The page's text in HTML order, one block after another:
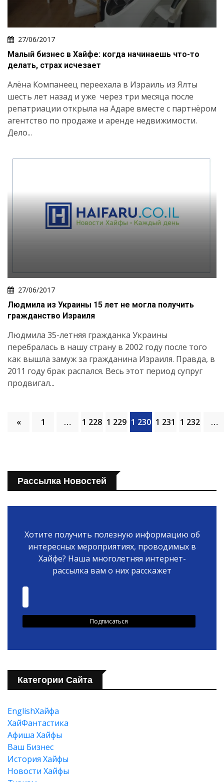
27/06/2017
Малый бизнес в Хайфе: когда начинаешь что-то
делать, страх исчезает
Алёна Компанеец переехала в Израиль из Ялты
шесть лет назад и уже через три месяца после
репатриации открыла на Адаре вместе с партнёром
агентство по продаже и аренде недвижимости.
Дело...
27/06/2017
Людмила из Украины 15 лет не могла получить
гражданство Израиля
Людмила 35-летняя гражданка Украины
перебралась в нашу страну в 2002 году после того
как вышла замуж за гражданина Израиля. Правда, в
2011 году брак распался. Весь этот период супруг
продвигал...
« 1 … 1 228 1 229 1 230 1 231 1 232 …
Рассылка Новостей
Хотите получить полезную информацию об
интересных мероприятиях, проводимых в
Хайфе? Наша многолетняя интернет-
рассылка вам о них расскажет
Категории Сайта
EnglishХайфа
XайФантастика
Афиша Хайфы
Ваш Бизнес
История Хайфы
Новости Хайфы